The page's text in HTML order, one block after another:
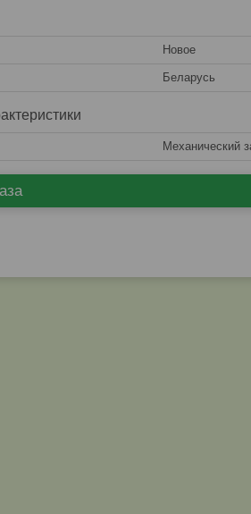
Новое
Беларусь
Механический